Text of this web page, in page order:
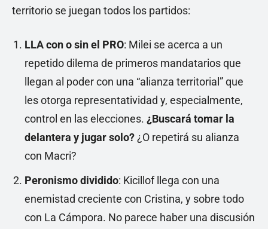
territorio se juegan todos los partidos:
LLA con o sin el PRO: Milei se acerca a un
repetido dilema de primeros mandatarios que
llegan al poder con una “alianza territorial” que
les otorga representatividad y, especialmente,
control en las elecciones. ¿Buscará tomar la
delantera y jugar solo?¿O repetirá su alianza
con Macri?
Peronismo dividido: Kicillof llega con una
enemistad creciente con Cristina, y sobre todo
con La Cámpora. No parece haber una discusión